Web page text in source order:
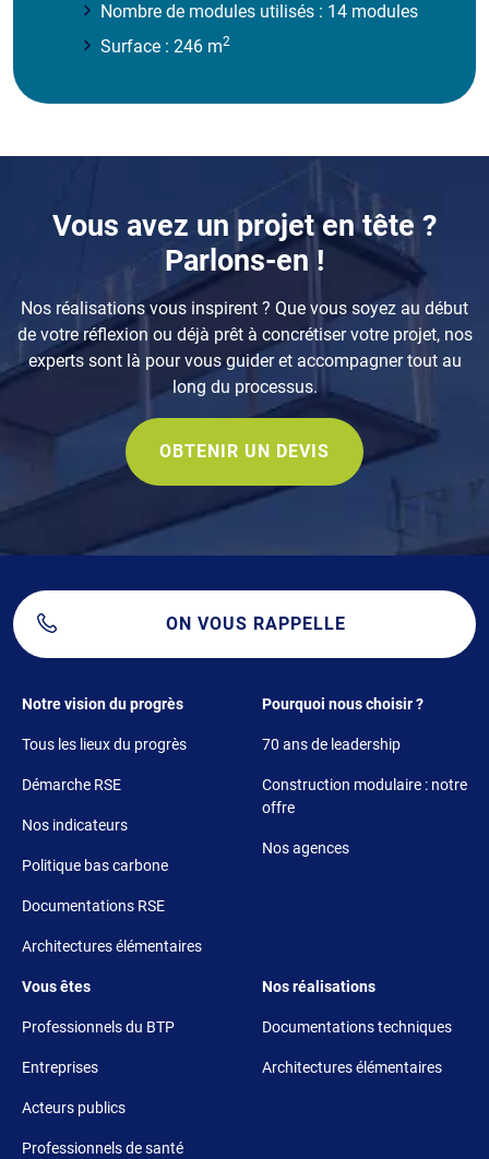
Nombre de modules utilisés : 14 modules
Surface : 246 m2
Vous avez un projet en tête ?
Parlons-en !
Nos réalisations vous inspirent ? Que vous soyez au début
de votre réflexion ou déjà prêt à concrétiser votre projet, nos
experts sont là pour vous guider et accompagner tout au
long du processus.
OBTENIR UN DEVIS
ON VOUS RAPPELLE
Footer 1
Notre vision du progrès
Tous les lieux du progrès
Démarche RSE
Nos indicateurs
Politique bas carbone
Documentations RSE
Architectures élémentaires
Footer 2
Pourquoi nous choisir ?
70 ans de leadership
Construction modulaire : notre
offre
Nos agences
Footer 3
Vous êtes
Professionnels du BTP
Entreprises
Acteurs publics
Professionnels de santé
Footer 4
Nos réalisations
Documentations techniques
Architectures élémentaires